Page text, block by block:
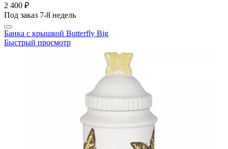
2 400 ₽
Под заказ 7-8 недель
Банка с крышкой Butterfly Big
Быстрый просмотр